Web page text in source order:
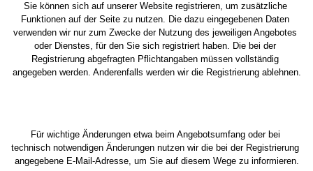
Sie können sich auf unserer Website registrieren, um zusätzliche
Funktionen auf der Seite zu nutzen. Die dazu eingegebenen Daten
verwenden wir nur zum Zwecke der Nutzung des jeweiligen Angebotes
oder Dienstes, für den Sie sich registriert haben. Die bei der
Registrierung abgefragten Pflichtangaben müssen vollständig
angegeben werden. Anderenfalls werden wir die Registrierung ablehnen.
Für wichtige Änderungen etwa beim Angebotsumfang oder bei
technisch notwendigen Änderungen nutzen wir die bei der Registrierung
angegebene E-Mail-Adresse, um Sie auf diesem Wege zu informieren.